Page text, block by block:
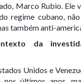
Marco Rubio. Ele
regime cubano,
também anti-
da
Unidos e